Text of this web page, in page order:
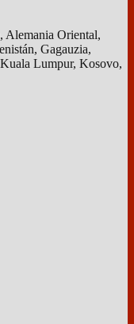
Alemania Oriental,
Gagauzia,
Lumpur, Kosovo,